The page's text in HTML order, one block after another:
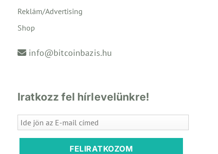
Reklám/Advertising
Shop
info@bitcoinbazis.hu
Iratkozz fel hírlevelünkre!
FELIRATKOZOM